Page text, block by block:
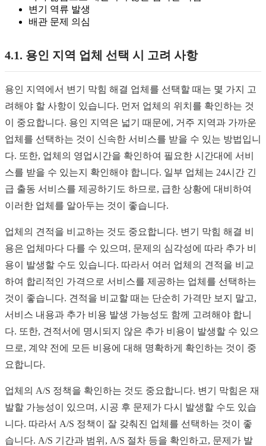
변기 역류 발생
배관 문제 의심
4.1. 용인 지역 업체 선택 시 고려 사항
용인 지역에서 변기 막힘 해결 업체를 선택할 때는 몇 가지 고
려해야 할 사항이 있습니다. 먼저 업체의 위치를 확인하는 것
이 중요합니다. 용인 지역은 넓기 때문에, 거주 지역과 가까운
업체를 선택하는 것이 신속한 서비스를 받을 수 있는 방법입니
다. 또한, 업체의 영업시간을 확인하여 필요한 시간대에 서비
스를 받을 수 있는지 확인해야 합니다. 일부 업체는 24시간 긴
급 출동 서비스를 제공하기도 하므로, 급한 상황에 대비하여
이러한 업체를 알아두는 것이 좋습니다.
업체의 견적을 비교하는 것도 중요합니다. 변기 막힘 해결 비
용은 업체마다 다를 수 있으며, 문제의 심각성에 따라 추가 비
용이 발생할 수도 있습니다. 따라서 여러 업체의 견적을 비교
하여 합리적인 가격으로 서비스를 제공하는 업체를 선택하는
것이 좋습니다. 견적을 비교할 때는 단순히 가격만 보지 말고,
서비스 내용과 추가 비용 발생 가능성도 함께 고려해야 합니
다. 또한, 견적서에 명시되지 않은 추가 비용이 발생할 수 있으
므로, 계약 전에 모든 비용에 대해 명확하게 확인하는 것이 중
요합니다.
업체의 A/S 정책을 확인하는 것도 중요합니다. 변기 막힘은 재
발할 가능성이 있으며, 시공 후 문제가 다시 발생할 수도 있습
니다. 따라서 A/S 정책이 잘 갖춰진 업체를 선택하는 것이 좋
습니다. A/S 기간과 범위, A/S 절차 등을 확인하고, 문제가 발